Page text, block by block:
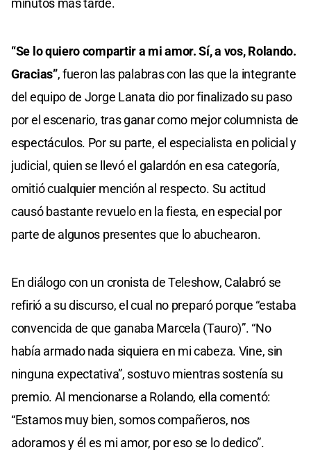
“Se lo quiero compartir a mi amor. Sí, a vos, Rolando.
Gracias”, fueron las palabras con las que la integrante
del equipo de Jorge Lanata dio por finalizado su paso
por el escenario, tras ganar como mejor columnista de
espectáculos. Por su parte, el especialista en policial y
judicial, quien se llevó el galardón en esa categoría,
omitió cualquier mención al respecto. Su actitud
causó bastante revuelo en la fiesta, en especial por
parte de algunos presentes que lo abuchearon.
En diálogo con un cronista de Teleshow, Calabró se
refirió a su discurso, el cual no preparó porque “estaba
convencida de que ganaba Marcela (Tauro)”. “No
había armado nada siquiera en mi cabeza. Vine, sin
ninguna expectativa”, sostuvo mientras sostenía su
premio. Al mencionarse a Rolando, ella comentó:
“Estamos muy bien, somos compañeros, nos
adoramos y él es mi amor, por eso se lo dedico”.